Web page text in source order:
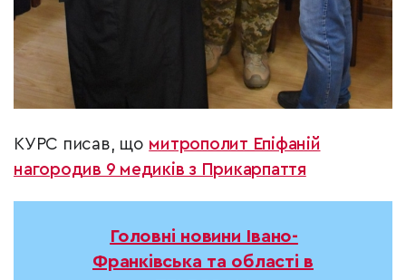
КУРС писав, що митрополит Епіфаній
нагородив 9 медиків з Прикарпаття
Головні новини Івано-
Франківська та області в